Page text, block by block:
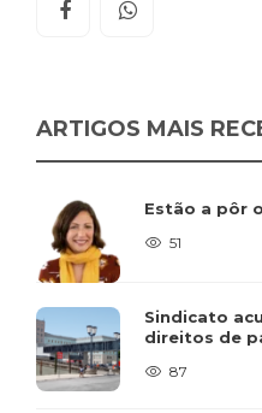
ARTIGOS MAIS
Estão a pôr
51
Sindicato
direitos de
87